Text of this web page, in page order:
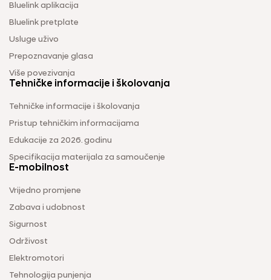
Bluelink aplikacija
Bluelink pretplate
Usluge uživo
Prepoznavanje glasa
Više povezivanja
Tehničke informacije i školovanja
Tehničke informacije i školovanja
Pristup tehničkim informacijama
Edukacije za 2026. godinu
Specifikacija materijala za samoučenje
E-mobilnost
Vrijedno promjene
Zabava i udobnost
Sigurnost
Održivost
Elektromotori
Tehnologija punjenja